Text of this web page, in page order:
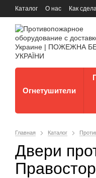
Каталог О нас Как
Документы
Контакты
Огнетушители
Главная Каталог
Двери